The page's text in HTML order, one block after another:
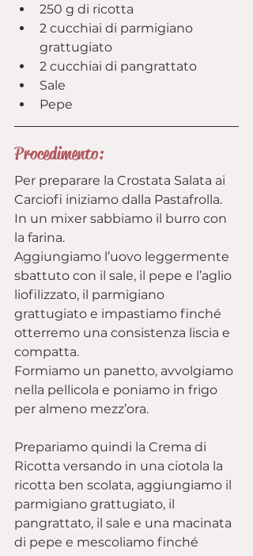
250 g di ricotta
2 cucchiai di parmigiano
grattugiato
2 cucchiai di pangrattato
Sale
Pepe
Procedimento:
Per preparare la Crostata Salata ai
Carciofi iniziamo dalla Pastafrolla.
In un mixer sabbiamo il burro con
la farina.
Aggiungiamo l’uovo leggermente
sbattuto con il sale, il pepe e l’aglio
liofilizzato, il parmigiano
grattugiato e impastiamo finché
otterremo una consistenza liscia e
compatta.
Formiamo un panetto, avvolgiamo
nella pellicola e poniamo in frigo
per almeno mezz’ora.
Prepariamo quindi la Crema di
Ricotta versando in una ciotola la
ricotta ben scolata, aggiungiamo il
parmigiano grattugiato, il
pangrattato, il sale e una macinata
di pepe e mescoliamo finché